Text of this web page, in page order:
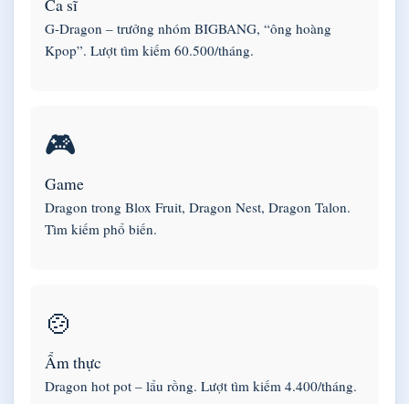
Ca sĩ
G-Dragon – trưởng nhóm BIGBANG, “ông hoàng
Kpop”. Lượt tìm kiếm 60.500/tháng.
🎮
Game
Dragon trong Blox Fruit, Dragon Nest, Dragon Talon.
Tìm kiếm phổ biến.
🍲
Ẩm thực
Dragon hot pot – lẩu rồng. Lượt tìm kiếm 4.400/tháng.